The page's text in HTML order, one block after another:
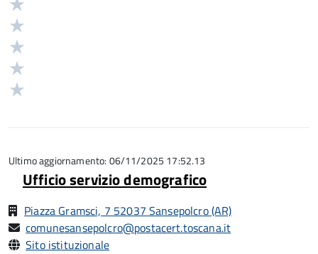
Valutazione
5
Ultimo aggiornamento: 06/11/2025 17:52.13
Ufficio servizio demografico
Piazza Gramsci, 7 52037 Sansepolcro (AR)
comunesansepolcro@postacert.toscana.it
Sito istituzionale